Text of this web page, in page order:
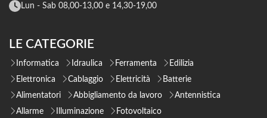
Lun - Sab 08,00-13,00 e 14,30-19,00
LE CATEGORIE
Informatica Idraulica Ferramenta
Edilizia
Elettronica
Cablaggio Elettricità
Batterie
Alimentatori
Abbigliamento da lavoro
Antennistica
Allarme
Illuminazione
Fotovoltaico